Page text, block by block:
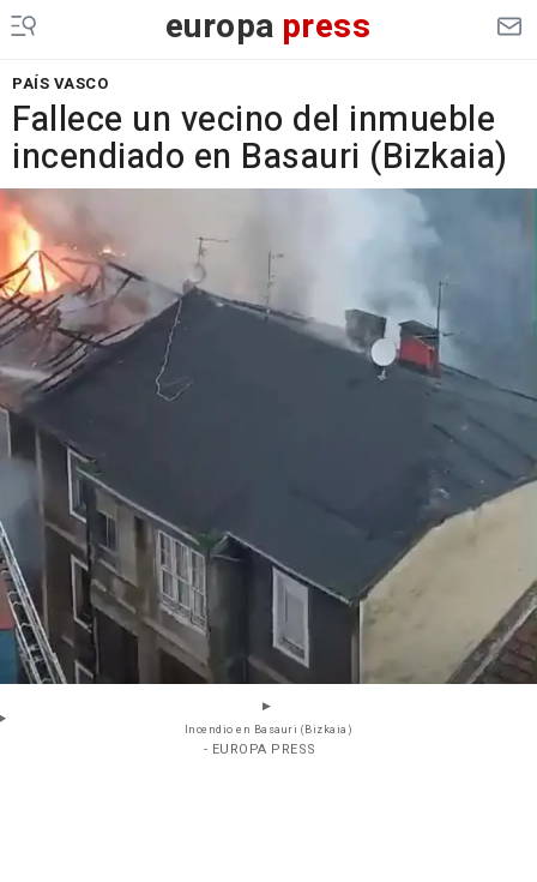
europa press
PAÍS VASCO
Fallece un vecino del inmueble
incendiado en Basauri (Bizkaia)
Incendio en Basauri (Bizkaia)
- EUROPA PRESS